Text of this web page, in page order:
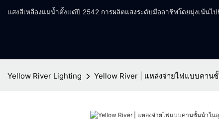
แสงสีเหลืองแม่น้ำตั้งแต่ปี 2542 การผลิตแสงระดับมืออาชีพโดยมุ่งเน้นไ
Yellow River Lighting Yellow River | แหล่งจ่ายไฟแบบคาน